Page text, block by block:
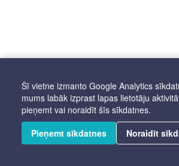
Šī vietne izmanto Google Analytics
mums labāk izprast lapas lietotāju
pieņemt vai noraidīt šīs sīkdatnes.
Pieņemt sīkdatnes
Noraidīt